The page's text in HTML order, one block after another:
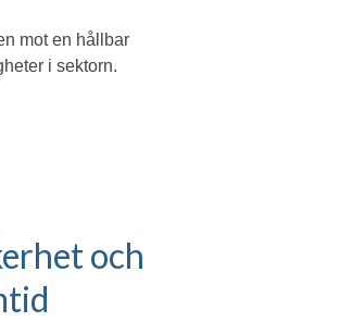
mot en hållbar
i sektorn.
och